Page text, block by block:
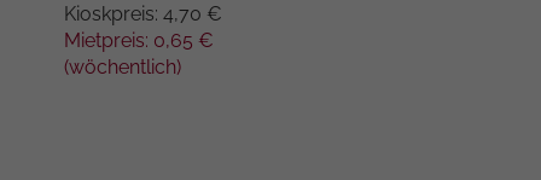
Kioskpreis: 4,70 €
Mietpreis: 0,65 €
(wöchentlich)